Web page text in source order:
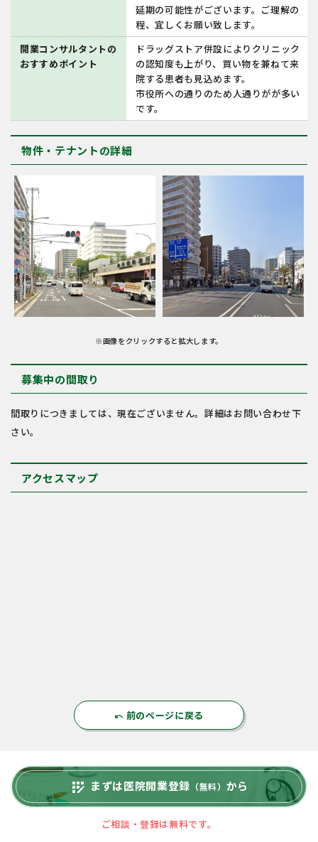
延期の可能性がございます。ご理解の
程、宜しくお願い致します。
開業コンサルタントの
おすすめポイント
ドラッグストア併設によりクリニック
の認知度も上がり、買い物を兼ねて来
院する患者も見込めます。
市役所への通りのため人通りがが多い
です。
物件・テナントの詳細
※画像をクリックすると拡大します。
募集中の間取り
間取りにつきましては、現在ございません。詳細はお問い合わせ下
さい。
アクセスマップ
undo 前のページに戻る
app_registration まずは医院開業登録 （無料） から
ご相談・登録は無料です。